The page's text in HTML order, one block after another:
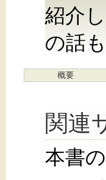
紹介
の話
概要
関連
本書